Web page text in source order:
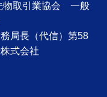
物取引業協会 一般
局長（代信）第58
式会社